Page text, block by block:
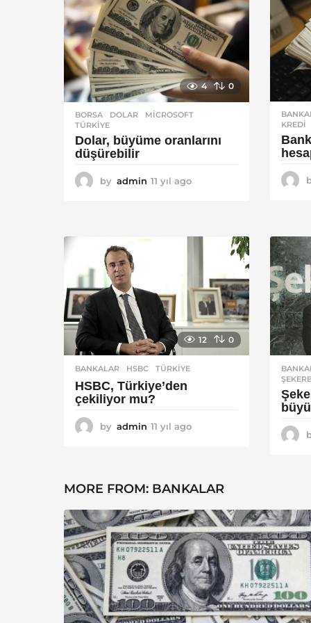
4 0
BORSA DOLAR ,MICROSOFT
TÜRKIYE
Dolar, büyüme oranlarını
düşürebilir
by admin 11 yıl ago
KREDI
12 0
BANKALAR HSBC ,TÜRKIYE
HSBC, Türkiye’den
çekiliyor mu?
by admin 11 yıl ago
a
o
MORE FROM: BANKALAR